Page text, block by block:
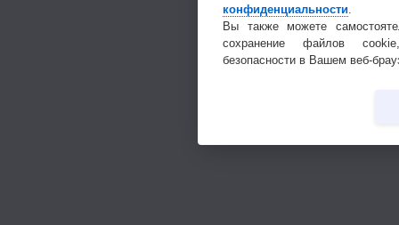
конфиденциальности
Вы также можете
сохранение файлов
безопасности в Вашем веб-